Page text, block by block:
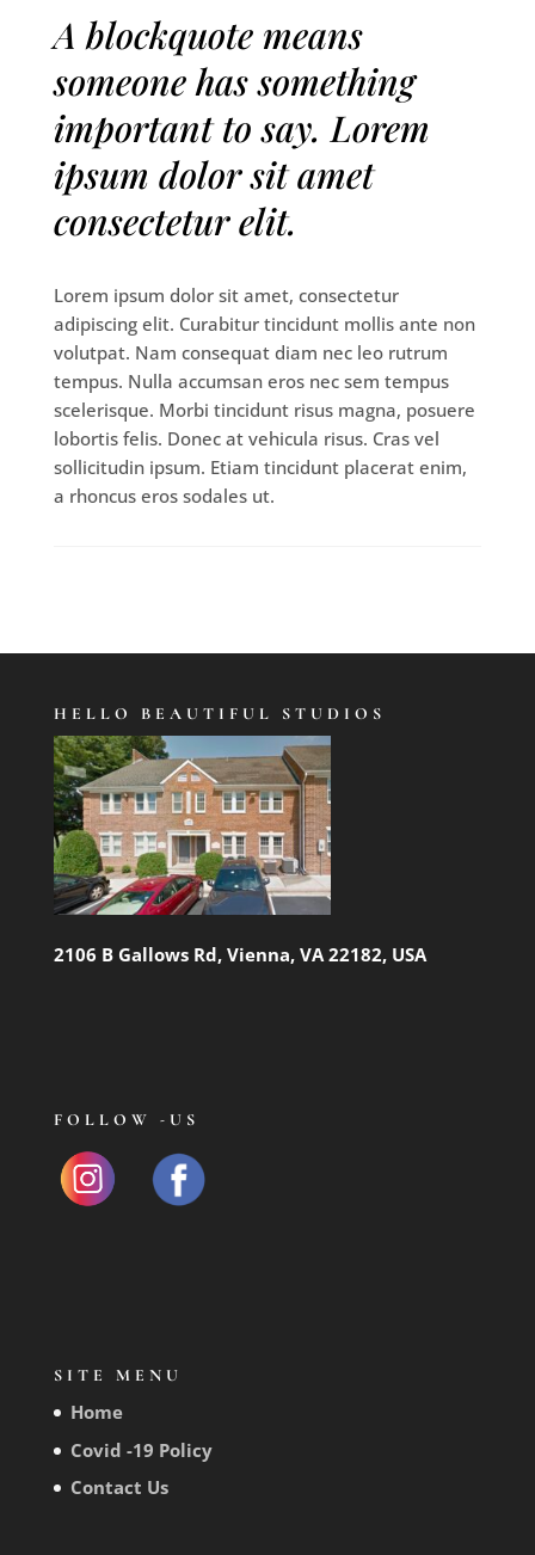
A blockquote means
someone has something
important to say. Lorem
ipsum dolor sit amet
consectetur elit.
Lorem ipsum dolor sit amet, consectetur
adipiscing elit. Curabitur tincidunt mollis ante non
volutpat. Nam consequat diam nec leo rutrum
tempus. Nulla accumsan eros nec sem tempus
scelerisque. Morbi tincidunt risus magna, posuere
lobortis felis. Donec at vehicula risus. Cras vel
sollicitudin ipsum. Etiam tincidunt placerat enim,
a rhoncus eros sodales ut.
HELLO BEAUTIFUL STUDIOS
2106 B Gallows Rd, Vienna, VA 22182, USA
FOLLOW -US
SITE MENU
Home
Covid -19 Policy
Contact Us